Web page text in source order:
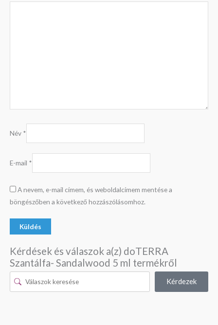
Név *
E-mail *
A nevem, e-mail címem, és weboldalcímem mentése a
böngészőben a következő hozzászólásomhoz.
Kérdések és válaszok a(z) doTERRA
Szantálfa- Sandalwood 5 ml termékről
Kérdezek